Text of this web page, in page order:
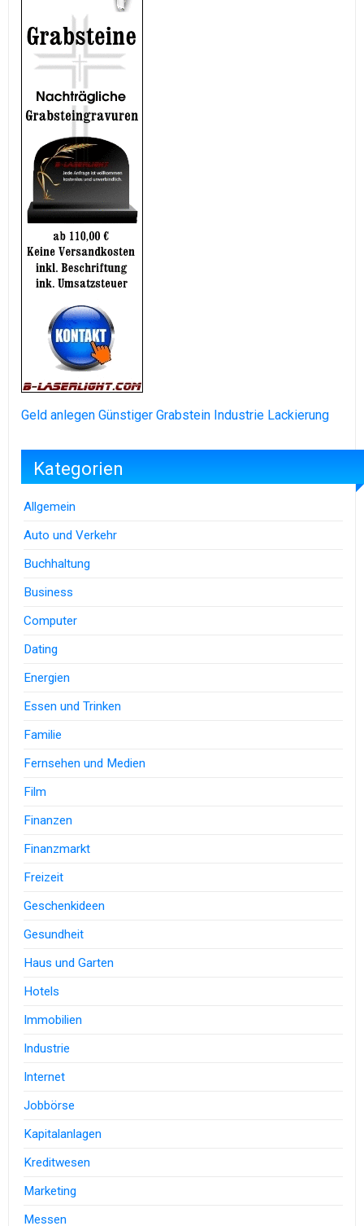
Geld anlegen Günstiger Grabstein Industrie Lackierung
Kategorien
Allgemein
Auto und Verkehr
Buchhaltung
Business
Computer
Dating
Energien
Essen und Trinken
Familie
Fernsehen und Medien
Film
Finanzen
Finanzmarkt
Freizeit
Geschenkideen
Gesundheit
Haus und Garten
Hotels
Immobilien
Industrie
Internet
Jobbörse
Kapitalanlagen
Kreditwesen
Marketing
Messen